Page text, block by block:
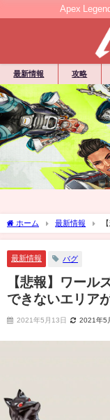
Apex
最新情報 攻略
ホーム 最新情報
エリアが発見される・・・
最新情報 バグ
【悲報】ワール
できないエリア
2021年5月13日 2021年5